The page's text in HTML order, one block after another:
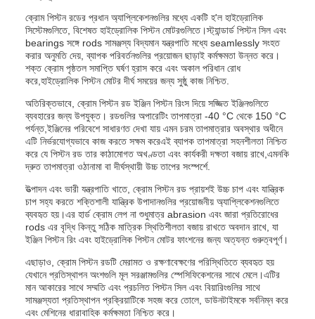
ক্রোম পিস্টন রডের প্রধান অ্যাপ্লিকেশনগুলির মধ্যে একটি হ'ল হাইড্রোলিক
সিস্টেমগুলিতে, বিশেষত হাইড্রোলিক পিস্টন মোটরগুলিতে।স্ট্যান্ডার্ড পিস্টন সিল এবং
bearings সঙ্গে rods সামঞ্জস্য বিদ্যমান যন্ত্রপাতি মধ্যে seamlessly সংহত
করার অনুমতি দেয়, ব্যাপক পরিবর্তনগুলির প্রয়োজন ছাড়াই কর্মক্ষমতা উন্নত করে।
শক্ত ক্রোম পৃষ্ঠতল সমাপ্তি ঘর্ষণ হ্রাস করে এবং অকাল পরিধান রোধ
করে,হাইড্রোলিক পিস্টন মোটর দীর্ঘ সময়ের জন্য সুষ্ঠু কাজ নিশ্চিত.
অতিরিক্তভাবে, ক্রোম পিস্টন রড ইঞ্জিন পিস্টন রিংস দিয়ে সজ্জিত ইঞ্জিনগুলিতে
ব্যবহারের জন্য উপযুক্ত। রডগুলির অপারেটিং তাপমাত্রা -40 °C থেকে 150 °C
পর্যন্ত,ইঞ্জিনের পরিবেশে সাধারণত দেখা যায় এমন চরম তাপমাত্রার অবস্থার অধীনে
এটি নির্ভরযোগ্যভাবে কাজ করতে সক্ষম করেএই ব্যাপক তাপমাত্রা সহনশীলতা নিশ্চিত
করে যে পিস্টন রড তার কাঠামোগত অখণ্ডতা এবং কার্যকরী দক্ষতা বজায় রাখে,এমনকি
দ্রুত তাপমাত্রা ওঠানামা বা দীর্ঘস্থায়ী উচ্চ তাপের সংস্পর্শে.
উত্পাদন এবং ভারী যন্ত্রপাতি খাতে, ক্রোম পিস্টন রড প্রায়শই উচ্চ চাপ এবং যান্ত্রিক
চাপ সহ্য করতে শক্তিশালী যান্ত্রিক উপাদানগুলির প্রয়োজনীয় অ্যাপ্লিকেশনগুলিতে
ব্যবহৃত হয়।এর হার্ড ক্রোম লেপ না শুধুমাত্র abrasion এবং জারা প্রতিরোধের
rods এর বৃদ্ধি কিন্তু সঠিক মাত্রিক স্থিতিশীলতা বজায় রাখতে অবদান রাখে, যা
ইঞ্জিন পিস্টন রিং এবং হাইড্রোলিক পিস্টন মোটর ফাংশনের জন্য অত্যন্ত গুরুত্বপূর্ণ।
এছাড়াও, ক্রোম পিস্টন রডটি মেরামত ও রক্ষণাবেক্ষণের পরিস্থিতিতে ব্যবহৃত হয়
যেখানে প্রতিস্থাপন অংশগুলি মূল সরঞ্জামগুলির স্পেসিফিকেশনের সাথে মেলে।এটির
মান আকারের সাথে সম্মতি এবং প্রচলিত পিস্টন সিল এবং বিয়ারিংগুলির সাথে
সামঞ্জস্যতা প্রতিস্থাপন প্রক্রিয়াটিকে সহজ করে তোলে, ডাউনটাইমকে সর্বনিম্ন করে
এবং মেশিনের ধারাবাহিক কর্মক্ষমতা নিশ্চিত করে।